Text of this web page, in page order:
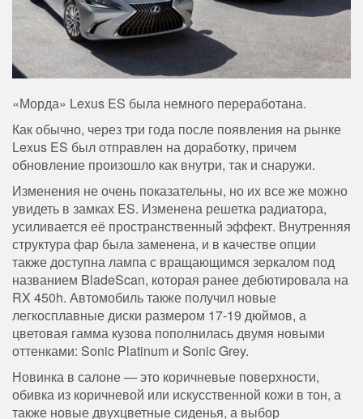
«Морда» Lexus ES была немного переработана.
Как обычно, через три года после появления на рынке
Lexus ES был отправлен на доработку, причем
обновление произошло как внутри, так и снаружи.
Изменения не очень показательны, но их все же можно
увидеть в замках ES. Изменена решетка радиатора,
усиливается её пространственный эффект. Внутренняя
структура фар была заменена, и в качестве опции
также доступна лампа с вращающимся зеркалом под
названием BladeScan, которая ранее дебютировала на
RX 450h. Автомобиль также получил новые
легкосплавные диски размером 17-19 дюймов, а
цветовая гамма кузова пополнилась двумя новыми
оттенками: Sonic Platinum и Sonic Grey.
Новинка в салоне — это коричневые поверхности,
обивка из коричневой или искусственной кожи в тон, а
также новые двухцветные сиденья, а выбор